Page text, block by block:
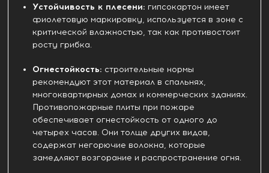
Устойчивость к плесени: гипсокартон имеет
фиолетовую маркировку, используется в зоне с
критической влажностью, так как противостоит
росту грибка.
Огнестойкость: строительные нормы
рекомендуют этот материал в спальнях,
многоквартирных домах и коммерческих зданиях.
Противопожарные плиты при пожаре
обеспечивает огнестойкость от одного до
четырех часов. Они толще других видов,
содержат негорючие волокна, которые
замедляют возгорание и распространение огня.